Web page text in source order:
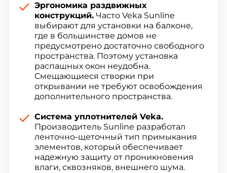
Эргономика раздвижных
конструкций.Часто Veka Sunline
выбирают для установки на балконе,
где в большинстве домов не
предусмотрено достаточно свободного
пространства. Поэтому установка
распашных окон неудобна.
Смещающиеся створки при
открывании не требуют освобождения
дополнительного пространства.
Система уплотнителей Veka.
Производитель Sunline разработал
ленточно-щеточный тип примыкания
элементов, который обеспечивает
надежную защиту от проникновения
влаги, сквозняков, внешнего шума.